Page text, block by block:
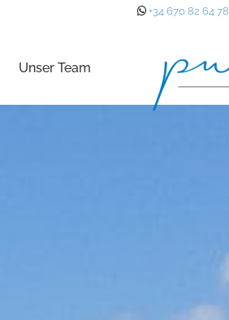
+34 670 82 64 78
Unser Team